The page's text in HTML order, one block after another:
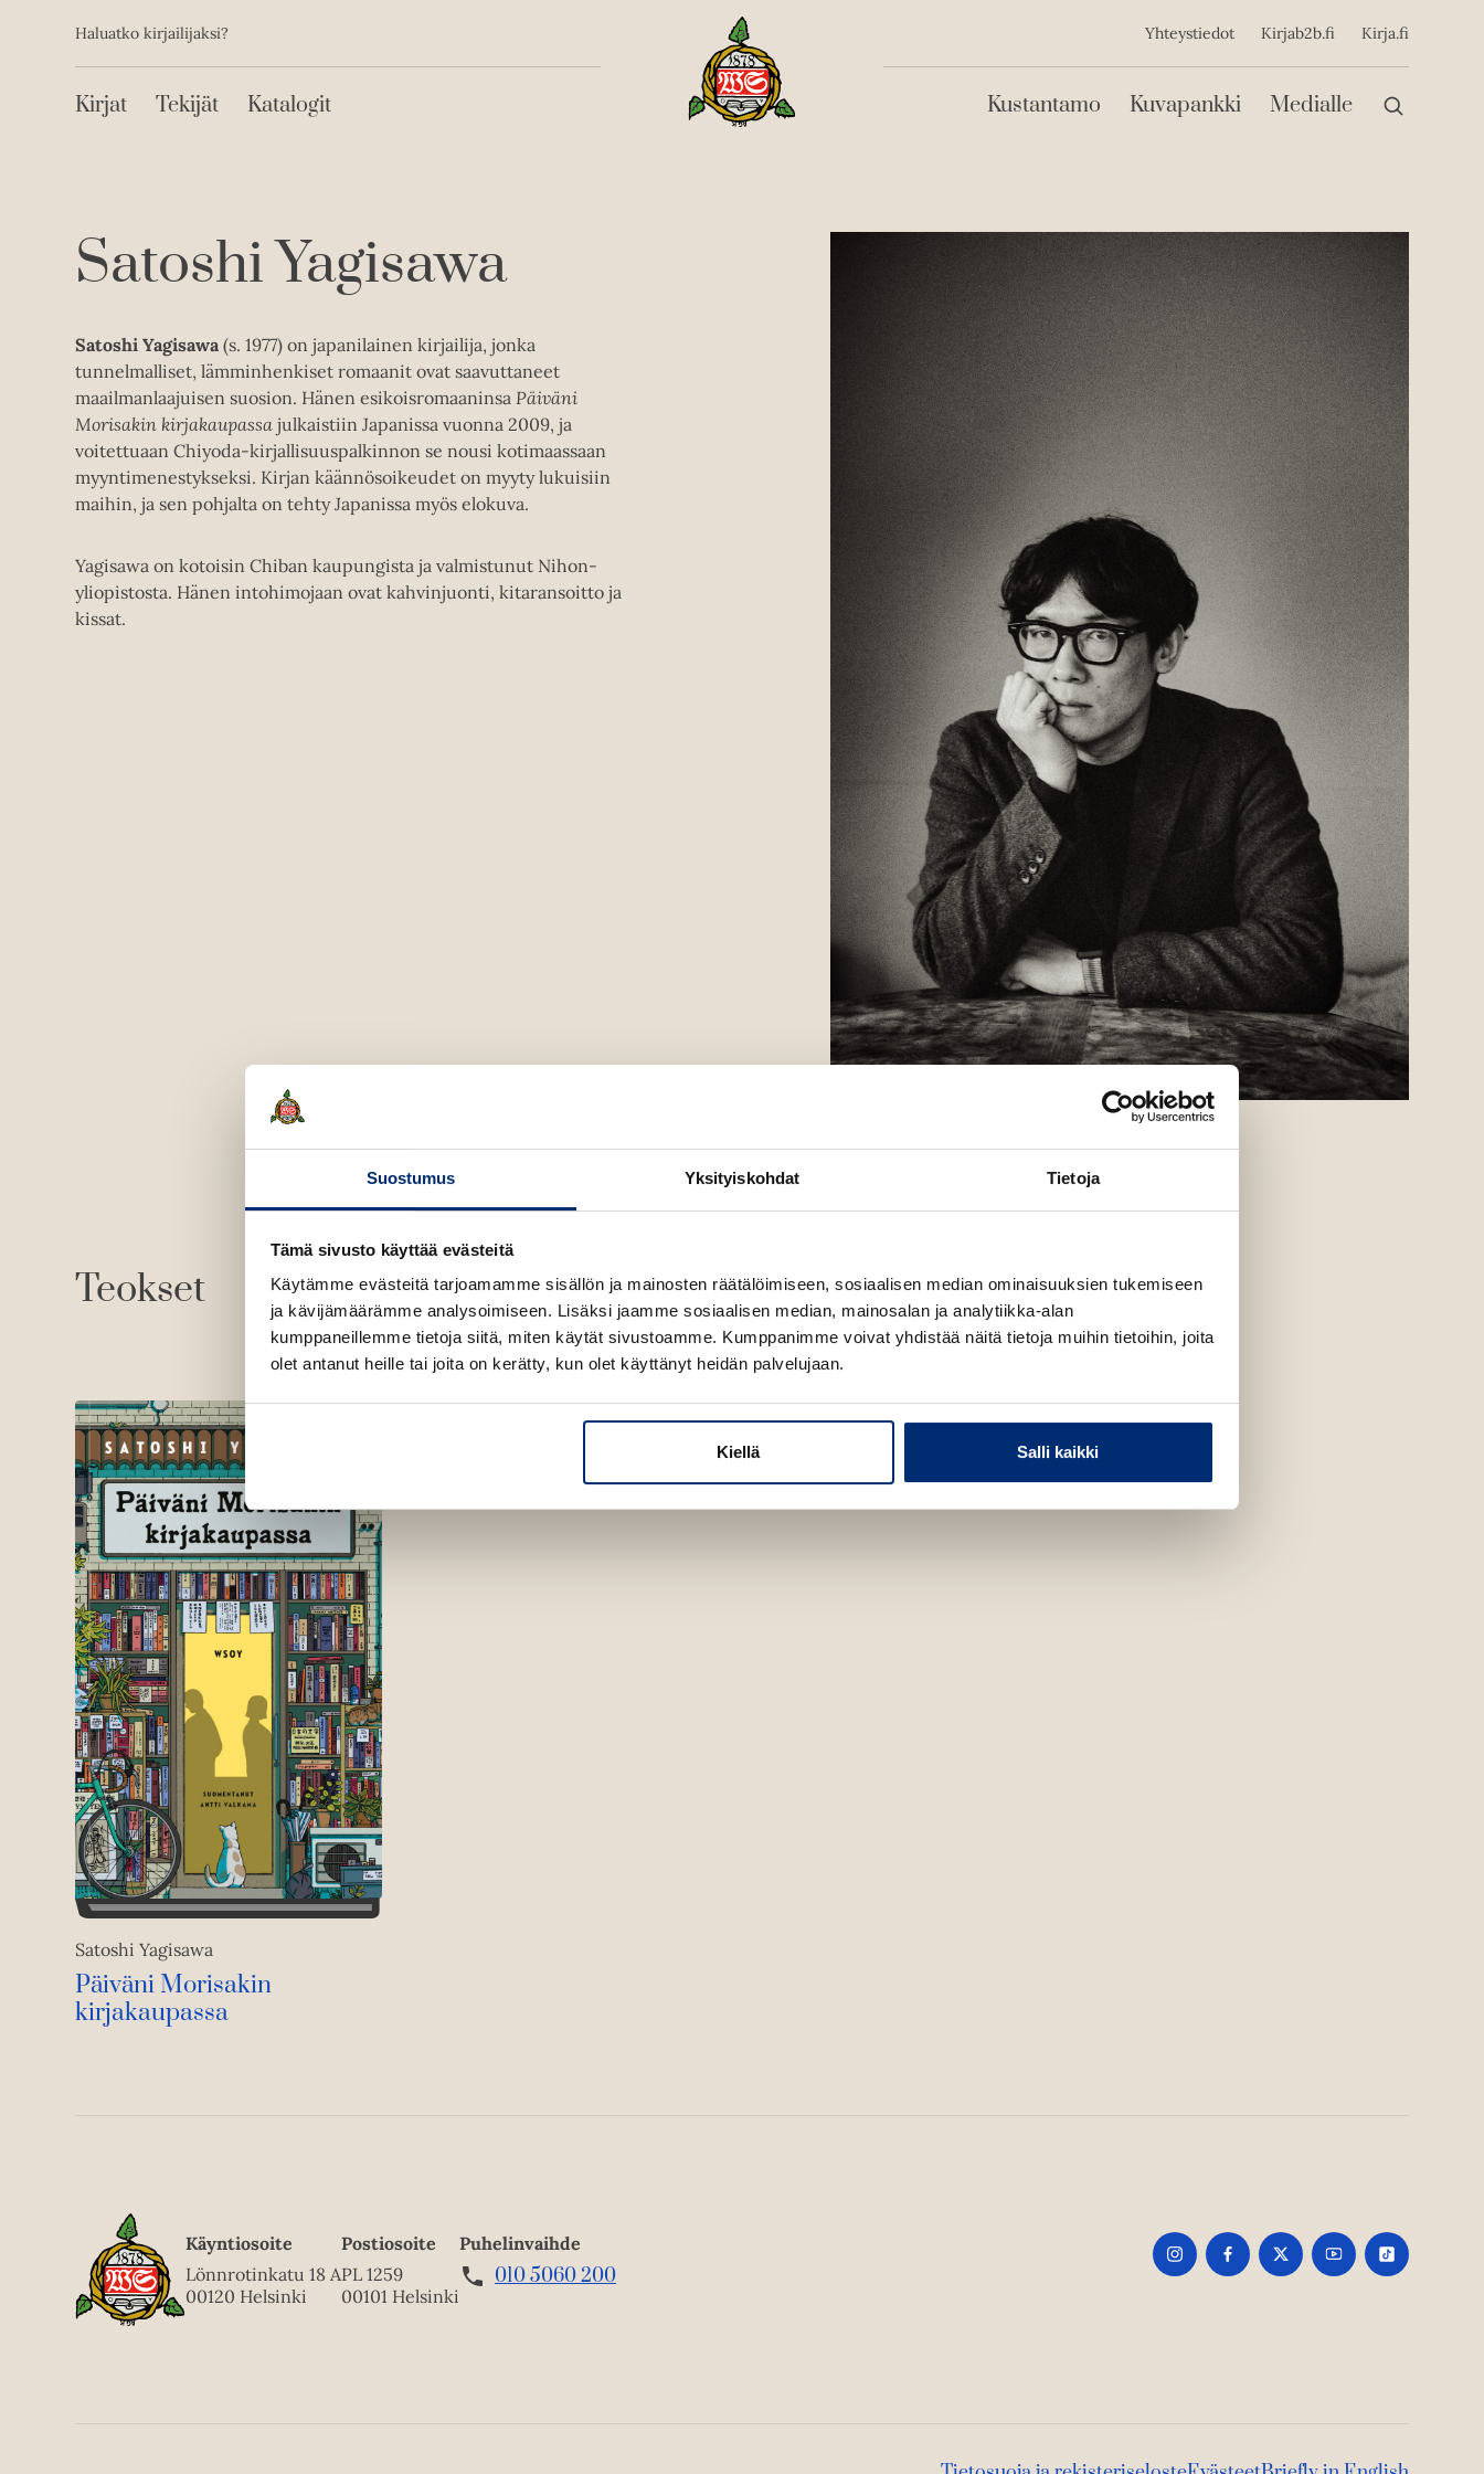
Suostumus Yksityiskohdat Tietoja
Tämä sivusto käyttää evästeitä
Käytämme evästeitä tarjoamamme sisällön ja mainosten räätälöimiseen, sosiaalisen median ominaisuuksien tukemiseen
ja kävijämäärämme analysoimiseen. Lisäksi jaamme sosiaalisen median, mainosalan ja analytiikka-alan
kumppaneillemme tietoja siitä, miten käytät sivustoamme. Kumppanimme voivat yhdistää näitä tietoja muihin tietoihin, joita
olet antanut heille tai joita on kerätty, kun olet käyttänyt heidän palvelujaan.
Kiellä Salli kaikki
sisältöönToissijainen
Haluatko kirjailijaksi?
Päävalikko
Kirjat Tekijät Katalogit
Yhteystiedot Kirjab2b.fi Kirja.fi
Päävalikko
Kustantamo Kuvapankki Medialle
Satoshi Yagisawa
Satoshi Yagisawa (s. 1977) on japanilainen kirjailija, jonka
tunnelmalliset, lämminhenkiset romaanit ovat saavuttaneet
maailmanlaajuisen suosion. Hänen esikoisromaaninsa Päiväni
Morisakin kirjakaupassa julkaistiin Japanissa vuonna 2009, ja
voitettuaan Chiyoda-kirjallisuuspalkinnon se nousi kotimaassaan
myyntimenestykseksi. Kirjan käännösoikeudet on myyty lukuisiin
maihin, ja sen pohjalta on tehty Japanissa myös elokuva.
Yagisawa on kotoisin Chiban kaupungista ja valmistunut Nihon-
yliopistosta. Hänen intohimojaan ovat kahvinjuonti, kitaransoitto ja
kissat.
Teokset
Satoshi Yagisawa
Päiväni Morisakin
kirjakaupassa
Käyntiosoite
Lönnrotinkatu 18 A
00120 Helsinki
Postiosoite
PL 1259
00101 Helsinki
Puhelinvaihde
010 5060 200